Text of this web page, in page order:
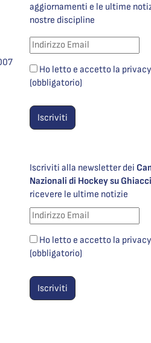
aggiornamenti e le ultime
nostre discipline
Ho letto e accetto la
(obbligatorio)
Iscriviti alla newsletter dei
Nazionali di Hockey su
ricevere le ultime notizie
Ho letto e accetto la
(obbligatorio)